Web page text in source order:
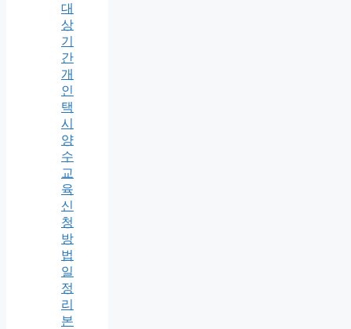
대
상
기
간
개
인
택
시
양
수
교
육
신
청
방
법
일
정
리
본